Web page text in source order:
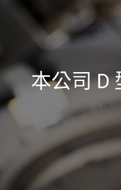
本公司 D